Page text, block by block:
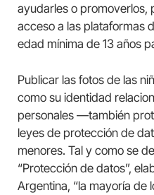
ayudarles o promoverlos,
acceso a las plataformas
edad mínima de 13 años
Publicar las fotos de las
como su identidad
personales —también
leyes de protección de
menores. Tal y como se
“Protección de datos”,
Argentina, “la mayoría de